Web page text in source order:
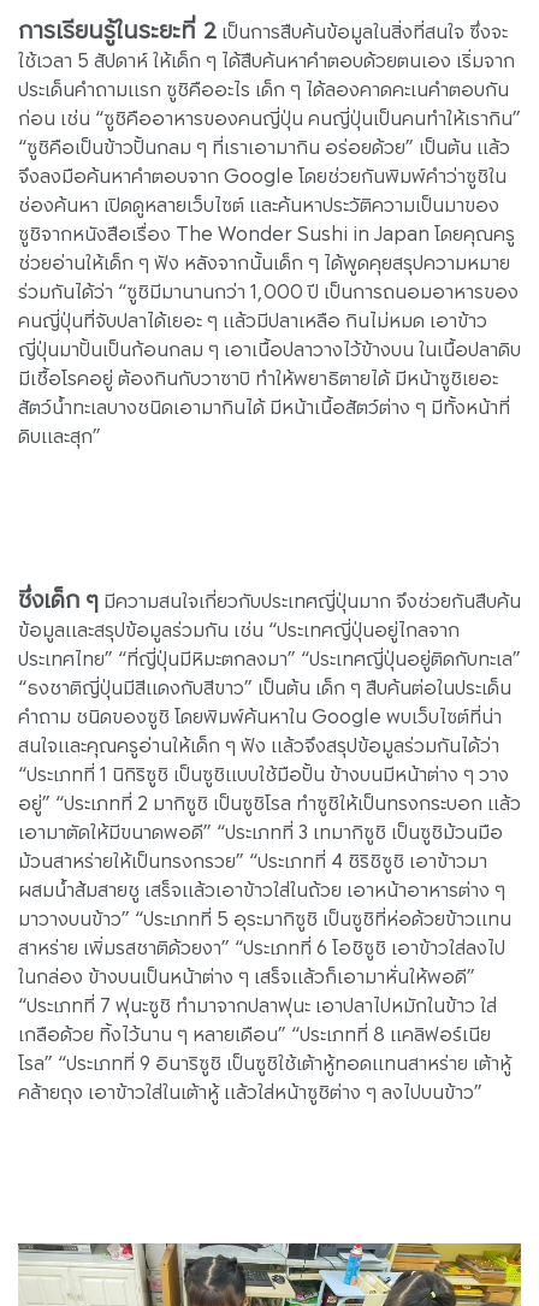
การเรียนรู้ในระยะที่ 2เป็นการสืบค้นข้อมูลในสิ่งที่สนใจ ซึ่งจะ
ใช้เวลา 5 สัปดาห์ ให้เด็ก ๆ ได้สืบค้นหาคำตอบด้วยตนเอง เริ่มจาก
ประเด็นคำถามแรก ซูชิคืออะไร เด็ก ๆ ได้ลองคาดคะเนคำตอบกัน
ก่อน เช่น “ซูชิคืออาหารของคนญี่ปุ่น คนญี่ปุ่นเป็นคนทำให้เรากิน”
“ซูชิคือเป็นข้าวปั้นกลม ๆ ที่เราเอามากิน อร่อยด้วย” เป็นต้น แล้ว
จึงลงมือค้นหาคำตอบจาก Google โดยช่วยกันพิมพ์คำว่าซูชิใน
ช่องค้นหา เปิดดูหลายเว็บไซต์ และค้นหาประวัติความเป็นมาของ
ซูชิจากหนังสือเรื่อง The Wonder Sushi in Japan โดยคุณครู
ช่วยอ่านให้เด็ก ๆ ฟัง หลังจากนั้นเด็ก ๆ ได้พูดคุยสรุปความหมาย
ร่วมกันได้ว่า “ซูชิมีมานานกว่า 1,000 ปี เป็นการถนอมอาหารของ
คนญี่ปุ่นที่จับปลาได้เยอะ ๆ แล้วมีปลาเหลือ กินไม่หมด เอาข้าว
ญี่ปุ่นมาปั้นเป็นก้อนกลม ๆ เอาเนื้อปลาวางไว้ข้างบน ในเนื้อปลาดิบ
มีเชื้อโรคอยู่ ต้องกินกับวาซาบิ ทำให้พยาธิตายได้ มีหน้าซูชิเยอะ
สัตว์น้ำทะเลบางชนิดเอามากินได้ มีหน้าเนื้อสัตว์ต่าง ๆ มีทั้งหน้าที่
ดิบและสุก”
ซึ่งเด็ก ๆมีความสนใจเกี่ยวกับประเทศญี่ปุ่นมาก จึงช่วยกันสืบค้น
ข้อมูลและสรุปข้อมูลร่วมกัน เช่น “ประเทศญี่ปุ่นอยู่ไกลจาก
ประเทศไทย” “ที่ญี่ปุ่นมีหิมะตกลงมา” “ประเทศญี่ปุ่นอยู่ติดกับทะเล”
“ธงชาติญี่ปุ่นมีสีแดงกับสีขาว” เป็นต้น เด็ก ๆ สืบค้นต่อในประเด็น
คำถาม ชนิดของซูชิ โดยพิมพ์ค้นหาใน Google พบเว็บไซต์ที่น่า
สนใจและคุณครูอ่านให้เด็ก ๆ ฟัง แล้วจึงสรุปข้อมูลร่วมกันได้ว่า
“ประเภทที่ 1 นิกิริซูชิ เป็นซูชิแบบใช้มือปั้น ข้างบนมีหน้าต่าง ๆ วาง
อยู่” “ประเภทที่ 2 มากิซูชิ เป็นซูชิโรล ทำซูชิให้เป็นทรงกระบอก แล้ว
เอามาตัดให้มีขนาดพอดี” “ประเภทที่ 3 เทมากิซูชิ เป็นซูชิม้วนมือ
ม้วนสาหร่ายให้เป็นทรงกรวย” “ประเภทที่ 4 ชิริชิซูชิ เอาข้าวมา
ผสมน้ำส้มสายชู เสร็จแล้วเอาข้าวใส่ในถ้วย เอาหน้าอาหารต่าง ๆ
มาวางบนข้าว” “ประเภทที่ 5 อุระมากิซูชิ เป็นซูชิที่ห่อด้วยข้าวแทน
สาหร่าย เพิ่มรสชาติด้วยงา” “ประเภทที่ 6 โอชิซูชิ เอาข้าวใส่ลงไป
ในกล่อง ข้างบนเป็นหน้าต่าง ๆ เสร็จแล้วก็เอามาหั่นให้พอดี”
“ประเภทที่ 7 ฟุนะซูชิ ทำมาจากปลาฟุนะ เอาปลาไปหมักในข้าว ใส่
เกลือด้วย ทิ้งไว้นาน ๆ หลายเดือน” “ประเภทที่ 8 แคลิฟอร์เนีย
โรล” “ประเภทที่ 9 อินาริซูชิ เป็นซูชิใช้เต้าหู้ทอดแทนสาหร่าย เต้าหู้
คล้ายถุง เอาข้าวใส่ในเต้าหู้ แล้วใส่หน้าซูชิต่าง ๆ ลงไปบนข้าว”